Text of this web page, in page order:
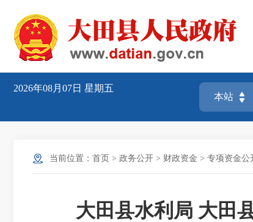
2026年08月07日 星期五
当前位置： 首页 > 政务公开 > 财政资金 > 专项资金公
大田县水利局 大田